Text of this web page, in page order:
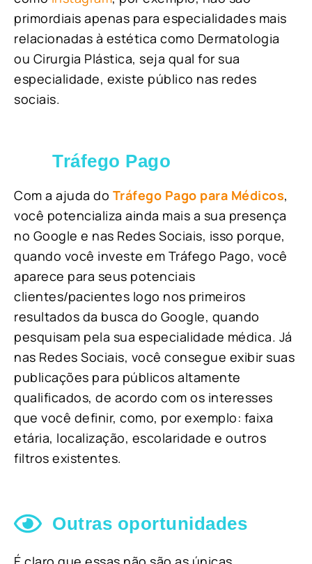
primordiais apenas para especialidades mais
relacionadas à estética como Dermatologia
ou Cirurgia Plástica, seja qual for sua
especialidade, existe público nas redes
sociais.
Tráfego Pago
Com a ajuda do Tráfego Pago para Médicos,
você potencializa ainda mais a sua presença
no Google e nas Redes Sociais, isso porque,
quando você investe em Tráfego Pago, você
aparece para seus potenciais
clientes/pacientes logo nos primeiros
resultados da busca do Google, quando
pesquisam pela sua especialidade médica. Já
nas Redes Sociais, você consegue exibir suas
publicações para públicos altamente
qualificados, de acordo com os interesses
que você definir, como, por exemplo: faixa
etária, localização, escolaridade e outros
filtros existentes.
Outras oportunidades